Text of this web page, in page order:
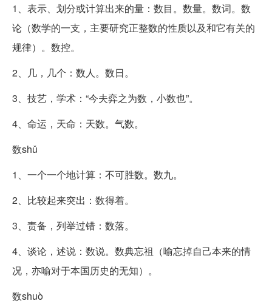
1、表示、划分或计算出来的量：数目。数量。数词。数
论（数学的一支，主要研究正整数的性质以及和它有关的
规律）。数控。
2、几，几个：数人。数日。
3、技艺，学术：“今夫弈之为数，小数也”。
4、命运，天命：天数。气数。
数shǔ
1、一个一个地计算：不可胜数。数九。
2、比较起来突出：数得着。
3、责备，列举过错：数落。
4、谈论，述说：数说。数典忘祖（喻忘掉自己本来的情
况，亦喻对于本国历史的无知）。
数shuò